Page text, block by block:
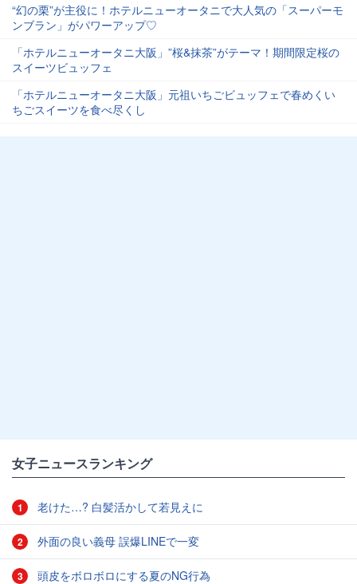
“幻の栗”が主役に！ホテルニューオータニで大人気の「スーパーモ
ンブラン」がパワーアップ♡
「ホテルニューオータニ大阪」”桜&抹茶”がテーマ！期間限定桜の
スイーツビュッフェ
「ホテルニューオータニ大阪」元祖いちごビュッフェで春めくい
ちごスイーツを食べ尽くし
女子ニュースランキング
1 老けた…? 白髪活かして若見えに
2 外面の良い義母 誤爆LINEで一変
3 頭皮をボロボロにする夏のNG行為